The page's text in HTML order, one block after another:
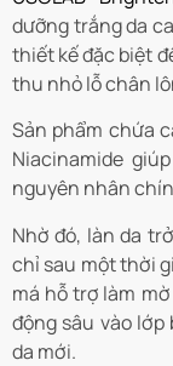
dưỡng trắng da
thiết kế đặc biệt
thu nhỏ lỗ chân
Sản phẩm chứa
Niacinamide
nguyên nhân
Nhờ đó, làn da
chỉ sau một thời
má hỗ trợ làm
động sâu vào
da mới.